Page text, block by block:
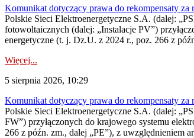
Komunikat dotyczący prawa do rekompensaty
Polskie Sieci Elektroenergetyczne S.A. (dalej:
fotowoltaicznych (dalej: „Instalacje PV”)
energetyczne (t. j. Dz.U. z 2024 r., poz. 266 z
Więcej...
5 sierpnia 2026, 10:29
Komunikat dotyczący prawa do rekompensaty
Polskie Sieci Elektroenergetyczne S.A. (dalej:
FW”) przyłączonych do krajowego systemu
266 z późn. zm., dalej „PE”), z uwzględnieniem